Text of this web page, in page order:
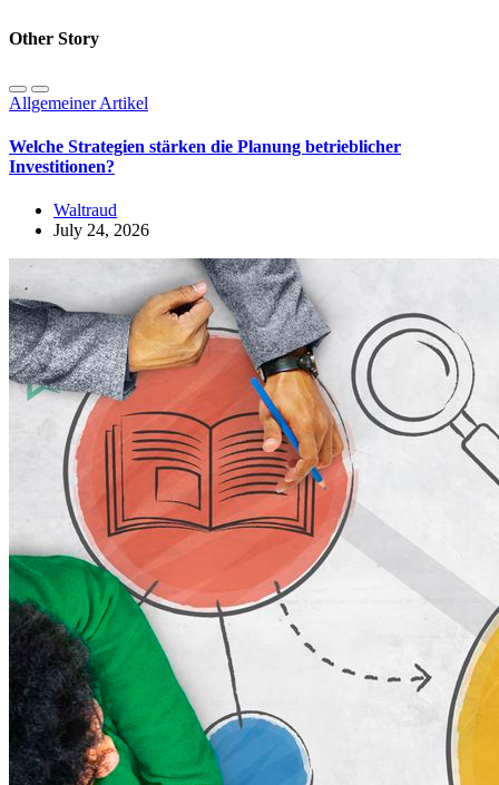
Other Story
Allgemeiner Artikel
Welche Strategien stärken die Planung betrieblicher
Investitionen?
Waltraud
July 24, 2026